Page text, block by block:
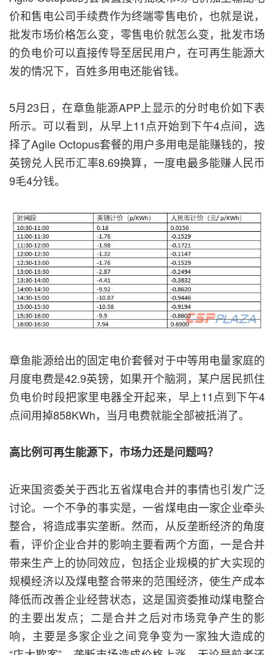
价和售电公司手续费作为终端零售电价，也就是说，
批发市场价格怎么变，零售电价就怎么变，批发市场
的负电价可以直接传导至居民用户，在可再生能源大
发的情况下，百姓多用电还能省钱。
5月23日，在章鱼能源APP上显示的分时电价如下表
所示。可以看到，从早上11点开始到下午4点间，选
择了Agile Octopus套餐的用户多用电是能赚钱的，按
英镑兑人民币汇率8.69换算，一度电最多能赚人民币
9毛4分钱。
章鱼能源给出的固定电价套餐对于中等用电量家庭的
月度电费是42.9英镑，如果开个脑洞，某户居民抓住
负电价时段把家里电器全开起来，早上11点到下午4
点间用掉858KWh，当月电费就能全部被抵消了。
高比例可再生能源下，市场力还是问题吗？
近来国资委关于西北五省煤电合并的事情也引发广泛
讨论。一个不争的事实是，一省煤电由一家企业牵头
整合，将造成事实垄断。然而，从反垄断经济的角度
看，评价企业合并的影响主要看两个方面，一是合并
带来生产上的协同效应，包括企业规模的扩大实现的
规模经济以及煤电整合带来的范围经济，使生产成本
降低而改善企业经营状态，这是国资委推动煤电整合
的主要出发点；二是合并之后对市场竞争产生的影
响，主要是多家企业之间竞争变为一家独大造成的